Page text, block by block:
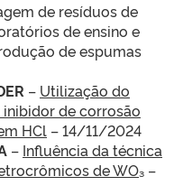
de resíduos de
de ensino e
de espumas
– Utilização do
de corrosão
HCl – 14/11/2024
– Influência da técnica
de WO₃ –